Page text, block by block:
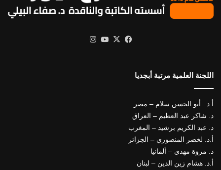
فيسبوك
X يوتيوب
اللجنة العلمية مرتبة أبجديا
أ.د . أبو الحسن سلام – مصر
د. شاكر عبد العظيم – العراق
د. عبد الكريم برشيد – المغرب
أ.د. لخضر المنصوري – الجزائر
د. مروة مهدي – ألمانيا
أ.د. هشام زين الدين – لبنان